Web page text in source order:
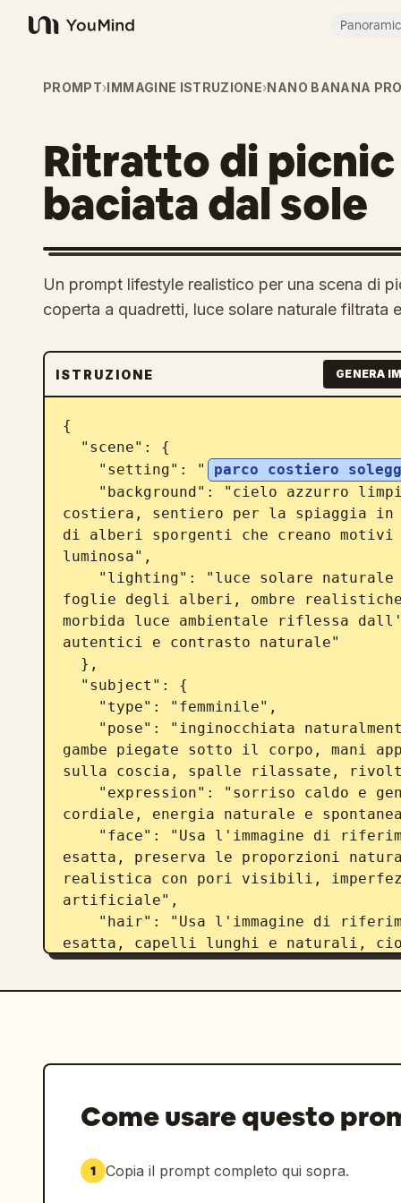
YouMind
PROMPT›IMMAGINE ISTRUZIONE›NANO BANANA PRO
Ritratto di
baciata dal sole
Un prompt lifestyle realistico per una scena di
coperta a quadretti, luce solare naturale filtrata
ISTRUZIONE GENERA
{
    "setting": "
parco costiero
costiera, sentiero per la spiaggia in
di alberi sporgenti che creano
luminosa",
foglie degli alberi, ombre
morbida luce ambientale riflessa
autentici e contrasto naturale"
gambe piegate sotto il corpo, mani
sulla coscia, spalle rilassate,
cordiale, energia naturale e
esatta, preserva le proporzioni
realistica con pori visibili,
artificiale",
esatta, capelli lunghi e naturali,
morbido, leggero movimento dovuto
    "eyes": "Usa l'immagine di riferimento caricata, mantieni l'identità
    "body": "anatomia accurata con proporzioni naturali e postura realistica"
    "outfit": "
costume intero a
Come usare questo
1 Copia il prompt completo qui sopra.